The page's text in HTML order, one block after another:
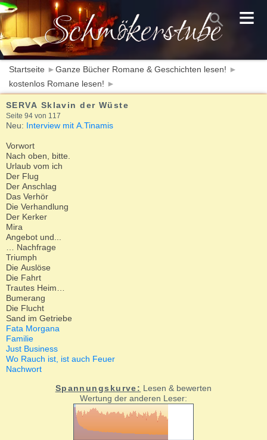
Startseite ► Ganze Bücher Romane & Geschichten lesen! ►
kostenlos Romane lesen! ►
SERVA Sklavin der Wüste
Seite 94 von 117
Neu: Interview mit A.Tinamis
Vorwort
Nach oben, bitte.
Urlaub vom ich
Der Flug
Der Anschlag
Das Verhör
Die Verhandlung
Der Kerker
Mira
Angebot und...
… Nachfrage
Triumph
Die Auslöse
Die Fahrt
Trautes Heim…
Bumerang
Die Flucht
Sand im Getriebe
Fata Morgana
Familie
Just Business
Wo Rauch ist, ist auch Feuer
Nachwort
Spannungskurve: Lesen & bewerten
Wertung der anderen Leser:
≡